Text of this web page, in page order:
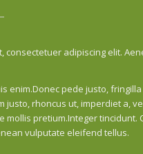
consectetuer adipiscing elit.
enim.Donec pede justo,
justo, rhoncus ut, imperdiet a,
mollis pretium.Integer tincidunt.
vulputate eleifend tellus.